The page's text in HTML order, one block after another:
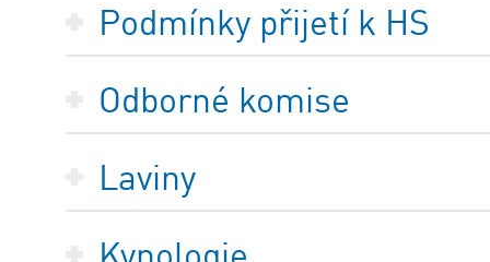
Podmínky přijetí k HS
Odborné komise
Laviny